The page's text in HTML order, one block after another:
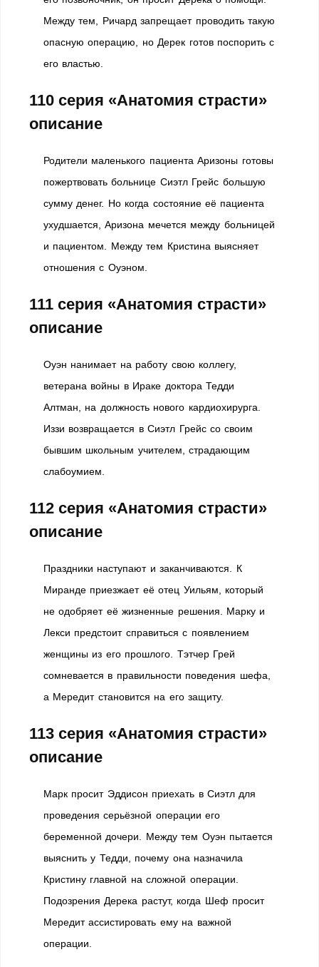
Между тем, Ричард запрещает проводить такую
опасную операцию, но Дерек готов поспорить с
его властью.
110 серия «Анатомия страсти»
описание
Родители маленького пациента Аризоны готовы
пожертвовать больнице Сиэтл Грейс большую
сумму денег. Но когда состояние её пациента
ухудшается, Аризона мечется между больницей
и пациентом. Между тем Кристина выясняет
отношения с Оуэном.
111 серия «Анатомия страсти»
описание
Оуэн нанимает на работу свою коллегу,
ветерана войны в Ираке доктора Тедди
Алтман, на должность нового кардиохирурга.
Иззи возвращается в Сиэтл Грейс со своим
бывшим школьным учителем, страдающим
слабоумием.
112 серия «Анатомия страсти»
описание
Праздники наступают и заканчиваются. К
Миранде приезжает её отец Уильям, который
не одобряет её жизненные решения. Марку и
Лекси предстоит справиться с появлением
женщины из его прошлого. Тэтчер Грей
сомневается в правильности поведения шефа,
а Мередит становится на его защиту.
113 серия «Анатомия страсти»
описание
Марк просит Эддисон приехать в Сиэтл для
проведения серьёзной операции его
беременной дочери. Между тем Оуэн пытается
выяснить у Тедди, почему она назначила
Кристину главной на сложной операции.
Подозрения Дерека растут, когда Шеф просит
Мередит ассистировать ему на важной
операции.